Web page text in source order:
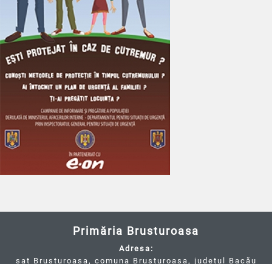
Primăria Brusturoasa
Adresa:
sat Brusturoasa, comuna Brusturoasa, județul Bacău